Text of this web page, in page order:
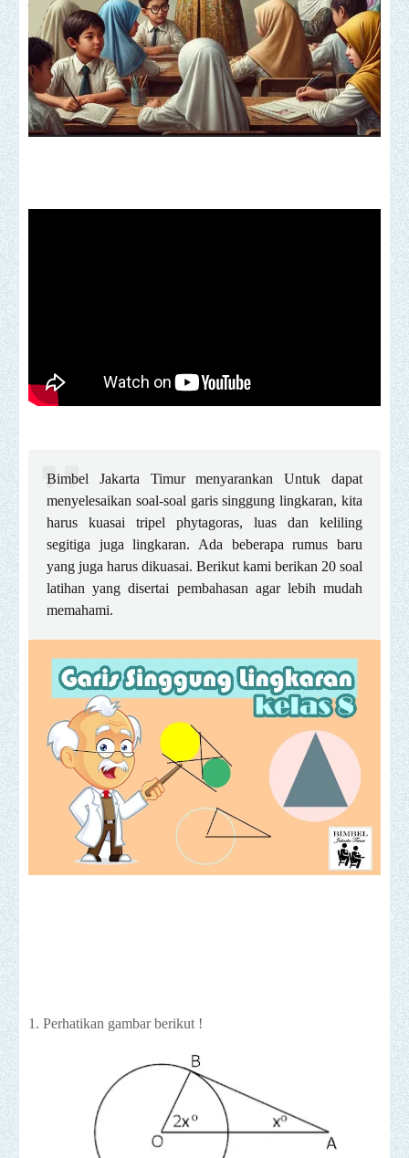
Bimbel Jakarta Timur menyarankan Untuk dapat
menyelesaikan soal-soal garis singgung lingkaran, kita
harus kuasai tripel phytagoras, luas dan keliling
segitiga juga lingkaran. Ada beberapa rumus baru
yang juga harus dikuasai. Berikut kami berikan 20 soal
latihan yang disertai pembahasan agar lebih mudah
memahami.
1. Perhatikan gambar berikut !